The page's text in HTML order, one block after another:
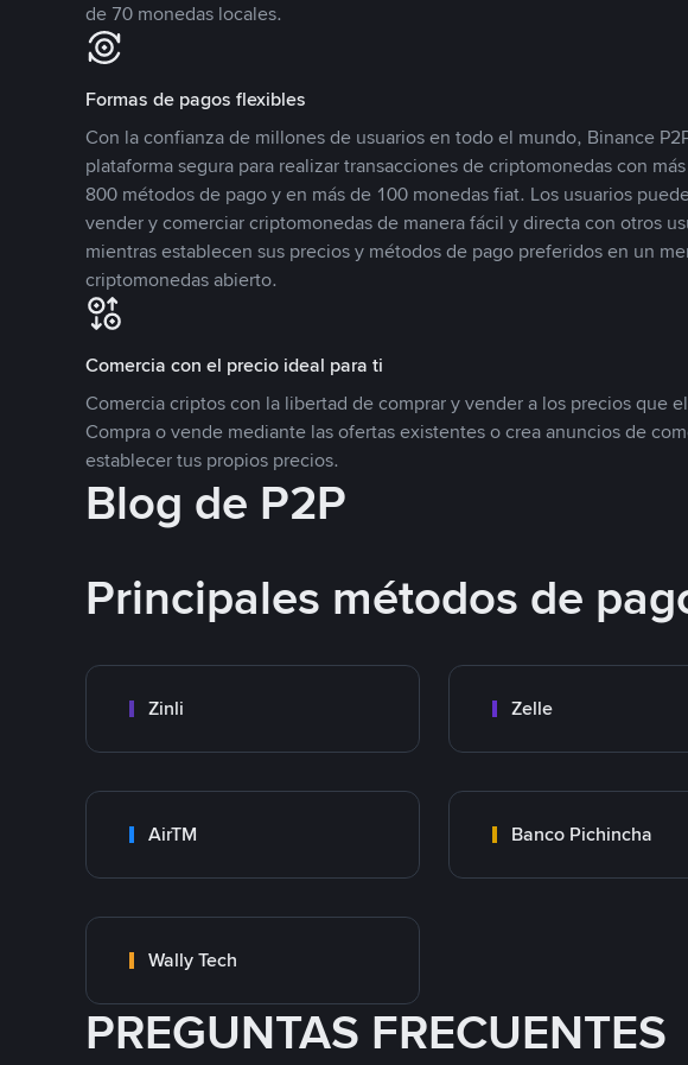
de 70 monedas locales.
Formas de pagos flexibles
Con la confianza de millones de usuarios en todo el mundo, Binance
plataforma segura para realizar transacciones de criptomonedas con
800 métodos de pago y en más de 100 monedas fiat. Los usuarios
vender y comerciar criptomonedas de manera fácil y directa con otros
mientras establecen sus precios y métodos de pago preferidos en un
criptomonedas abierto.
Comercia con el precio ideal para ti
Comercia criptos con la libertad de comprar y vender a los precios que
Compra o vende mediante las ofertas existentes o crea anuncios de
establecer tus propios precios.
Blog de P2P
Principales métodos de
Zinli Zelle
AirTM Banco Pichincha
Wally Tech
PREGUNTAS FRECUENTES